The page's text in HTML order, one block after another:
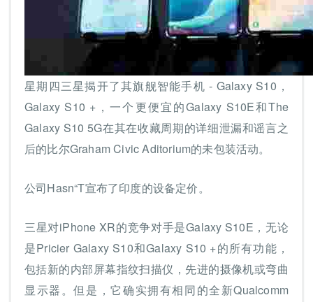
星期四三星揭开了其旗舰智能手机 - Galaxy S10，
Galaxy S10 +，一个更便宜的Galaxy S10E和The
Galaxy S10 5G在其在收藏周期的详细泄漏和谣言之
后的比尔Graham Civic Aditorium的未包装活动。
公司Hasn“T宣布了印度的设备定价。
三星对iPhone XR的竞争对手是Galaxy S10E，无论
是Pricier Galaxy S10和Galaxy S10 +的所有功能，
包括新的内部屏幕指纹扫描仪，先进的摄像机或弯曲
显示器。但是，它确实拥有相同的全新Qualcomm